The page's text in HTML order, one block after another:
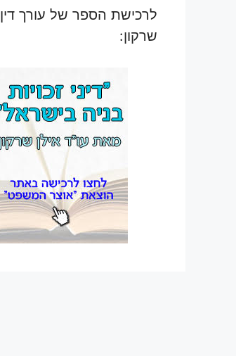
לרכישת הספר של עורך דין
שרקון: